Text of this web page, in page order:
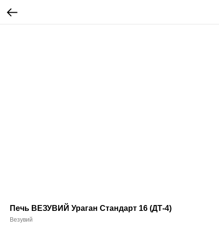
Печь ВЕЗУВИЙ Ураган Стандарт 16 (ДТ-4)
Везувий